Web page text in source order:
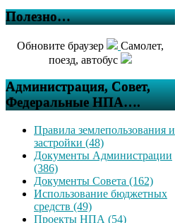
Полезно…
Обновите браузер
Самолет,
поезд, автобус
Администрация, Совет,
Федеральные НПА….
Правила землепользования и
застройки (48)
Документы Администрации
(386)
Документы Совета (162)
Использование бюджетных
средств (49)
Проекты НПА (54)